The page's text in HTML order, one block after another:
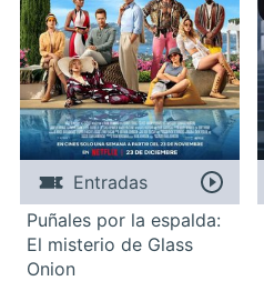
Entradas
Puñales por la espalda:
El misterio de Glass
Onion